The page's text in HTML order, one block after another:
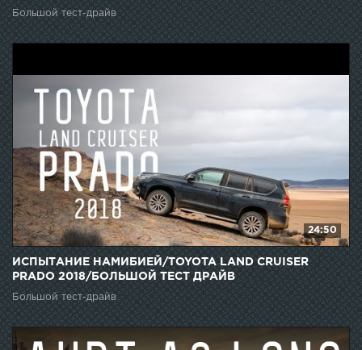
Большой тест-драйв
24:50
ИСПЫТАНИЕ НАМИБИЕЙ/TOYOTA LAND CRUISER
PRADO 2018/БОЛЬШОЙ ТЕСТ ДРАЙВ
Большой тест-драйв